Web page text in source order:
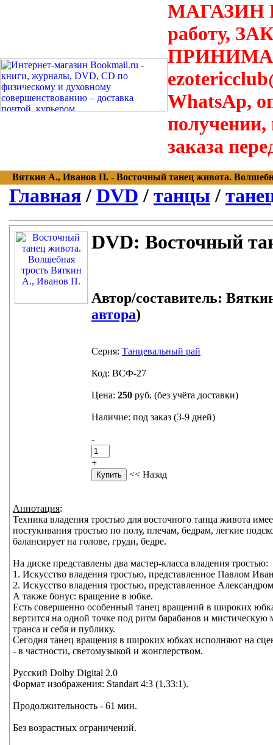
МАГАЗИН
работу,
WhatsAp,
получении,
заказа
Вяткин А., Иванов П. - Восточный танец живота.
Главная / DVD / танцы /
DVD: Восточный
Автор/составитель:
автора)
Серия: Танцевальный рай
Код: ВСФ-27
Цена: 250 руб. (без учёта доставки)
Наличие: под заказ (3-9 дней)
-
+
<< Назад
Аннотация:
Техника владения тростью для восточного танца живота
постукивания тростью по полу, плечам, бедрам, легкие
балансирует на голове, груди, бедре.
На диске представлены два мастер-класса владения тростью:
1. Искусство владения тростью, представленное Павлом
2. Искусство владения тростью, представленное
А также бонус: вращение в юбке.
Есть совершенно особенный танец вращений в широких
вертится на одной точке под ритм барабанов и
транса и себя и публику.
Сегодня танец вращения в широких юбках исполняют на
- в частности, светомузыкой и жонглерством.
Русский Dolby Digital 2.0
Формат изображения: Standart 4:3 (1,33:1).
Продолжительность - 61 мин.
Без возрастных ограничений.